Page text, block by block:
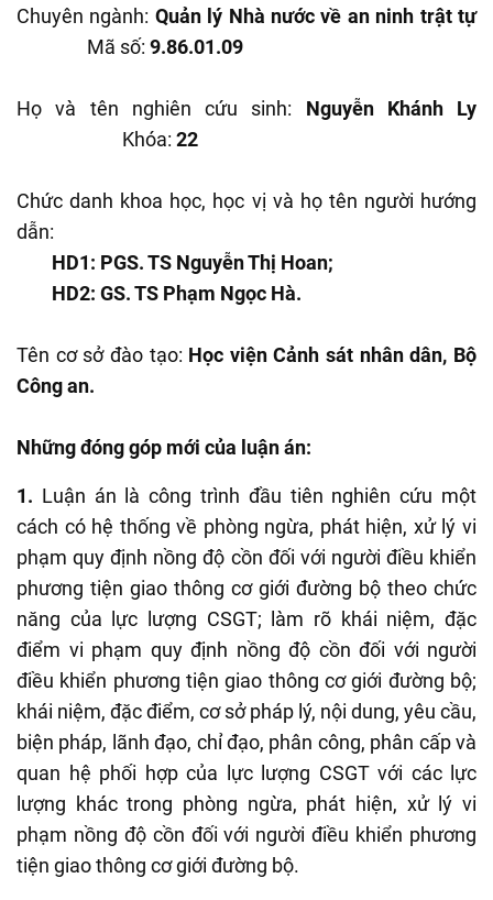
Chuyên ngành: Quản lý Nhà nước về an ninh trật tự
Mã số: 9.86.01.09
Họ và tên nghiên cứu sinh: Nguyễn Khánh Ly
Khóa: 22
Chức danh khoa học, học vị và họ tên người hướng
dẫn:
HD1: PGS. TS Nguyễn Thị Hoan;
HD2: GS. TS Phạm Ngọc Hà.
Tên cơ sở đào tạo: Học viện Cảnh sát nhân dân, Bộ
Công an.
Những đóng góp mới của luận án:
1. Luận án là công trình đầu tiên nghiên cứu một
cách có hệ thống về phòng ngừa, phát hiện, xử lý vi
phạm quy định nồng độ cồn đối với người điều khiển
phương tiện giao thông cơ giới đường bộ theo chức
năng của lực lượng CSGT; làm rõ khái niệm, đặc
điểm vi phạm quy định nồng độ cồn đối với người
điều khiển phương tiện giao thông cơ giới đường bộ;
khái niệm, đặc điểm, cơ sở pháp lý, nội dung, yêu cầu,
biện pháp, lãnh đạo, chỉ đạo, phân công, phân cấp và
quan hệ phối hợp của lực lượng CSGT với các lực
lượng khác trong phòng ngừa, phát hiện, xử lý vi
phạm nồng độ cồn đối với người điều khiển phương
tiện giao thông cơ giới đường bộ.